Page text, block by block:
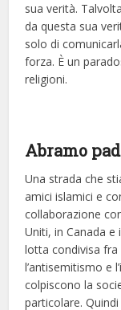
sua verità.
da questa sua
solo di
forza. È un
religioni.
Abramo
Una strada che
amici islamici e
collaborazione
Uniti, in Canada e
lotta condivisa
l’antisemitismo e
colpiscono la
particolare.